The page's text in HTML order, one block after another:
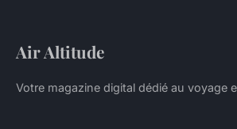
Air Altitude
Votre magazine digital dédié au voyage